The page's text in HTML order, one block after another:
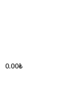
0.00₺